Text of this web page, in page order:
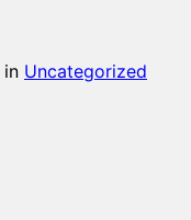
in Uncategorized